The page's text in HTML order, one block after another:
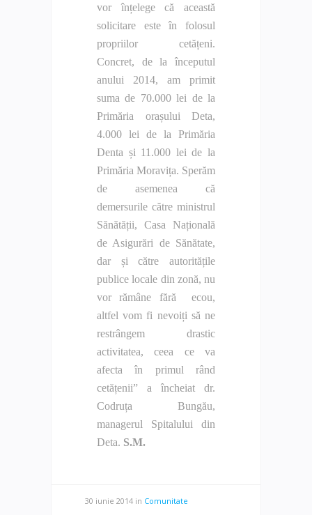
vor înțelege că această
solicitare este în folosul
propriilor cetățeni.
Concret, de la începutul
anului 2014, am primit
suma de 70.000 lei de la
Primăria orașului Deta,
4.000 lei de la Primăria
Denta și 11.000 lei de la
Primăria Moravița. Sperăm
de asemenea că
demersurile către ministrul
Sănătății, Casa Națională
de Asigurări de Sănătate,
dar și către autoritățile
publice locale din zonă, nu
vor rămâne fără ecou,
altfel vom fi nevoiți să ne
restrângem drastic
activitatea, ceea ce va
afecta în primul rând
cetățenii” a încheiat dr.
Codruța Bungău,
managerul Spitalului din
Deta. S.M.
30 iunie 2014 in Comunitate